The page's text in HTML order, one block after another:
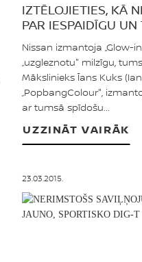
IZTĒLOJIETIES, KĀ
PAR IESPAIDĪGU
GLEZNU!
Nissan izmantoja „Glow-
„uzgleznotu" milzīgu,
Mākslinieks Īans Kuks
„PopbangColour",
ar tumsā spīdošu...
UZZINĀT VAIRĀK
23.03.2015.